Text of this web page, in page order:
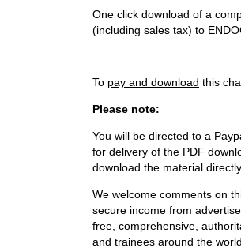
One click download of a
(including sales tax) to
To pay and download this
Please note:
You will be directed to a
for delivery of the PDF
download the material
We welcome comments on
secure income from
free, comprehensive,
and trainees around the